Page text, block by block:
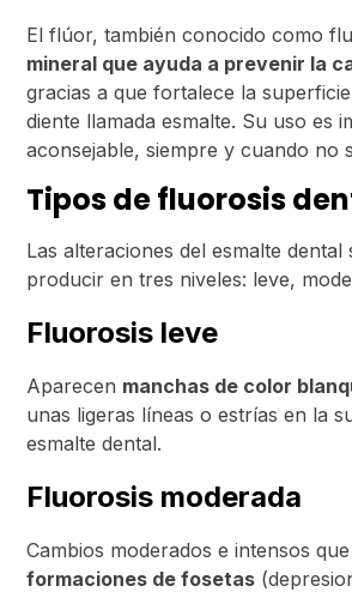
El flúor, también conocido como
mineral que ayuda a prevenir la
gracias a que fortalece la
diente llamada esmalte. Su uso es
aconsejable, siempre y cuando no
Tipos de fluorosis
Las alteraciones del esmalte dental
producir en tres niveles: leve,
Fluorosis leve
Aparecen manchas de color
unas ligeras líneas o estrías en la
esmalte dental.
Fluorosis moderada
Cambios moderados e intensos
formaciones de fosetas